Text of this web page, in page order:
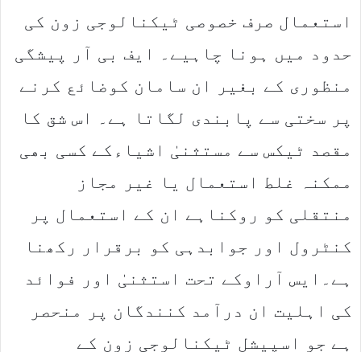
استعمال صرف خصوصی ٹیکنالوجی زون کی
حدود میں ہونا چاہیے۔ ایف بی آر پیشگی
منظوری کے بغیر ان سامان کوضائع کرنے
پر سختی سے پابندی لگاتا ہے۔ اس شق کا
مقصد ٹیکس سے مستثنیٰ اشیاءکے کسی بھی
ممکنہ غلط استعمال یا غیر مجاز
منتقلی کو روکناہے ان کے استعمال پر
کنٹرول اور جوابدہی کو برقرار رکھنا
ہے۔ایس آراوکے تحت استثنیٰ اور فوائد
کی اہلیت ان درآمد کنندگان پر منحصر
ہے جو اسپیشل ٹیکنالوجی زون کے